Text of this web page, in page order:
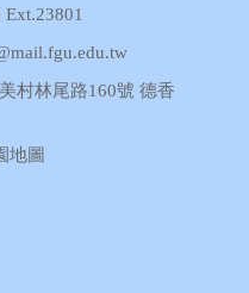
村林尾路160號 德香
地圖